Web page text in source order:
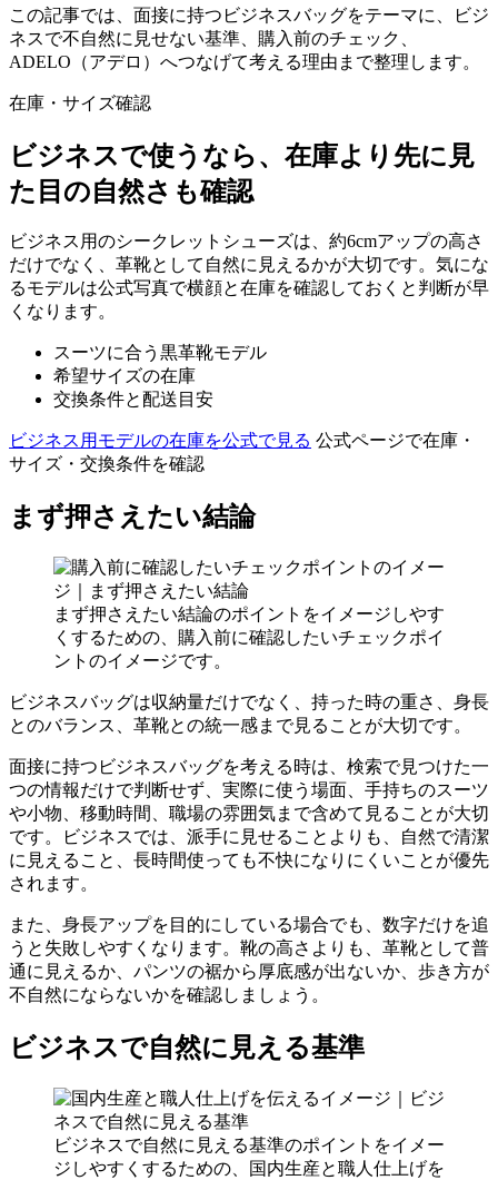
この記事では、面接に持つビジネスバッグをテーマに、ビジ
ネスで不自然に見せない基準、購入前のチェック、
ADELO（アデロ）へつなげて考える理由まで整理します。
在庫・サイズ確認
ビジネスで使うなら、在庫より先に見
た目の自然さも確認
ビジネス用のシークレットシューズは、約6cmアップの高さ
だけでなく、革靴として自然に見えるかが大切です。気にな
るモデルは公式写真で横顔と在庫を確認しておくと判断が早
くなります。
スーツに合う黒革靴モデル
希望サイズの在庫
交換条件と配送目安
ビジネス用モデルの在庫を公式で見る 公式ページで在庫・
サイズ・交換条件を確認
まず押さえたい結論
まず押さえたい結論のポイントをイメージしやす
くするための、購入前に確認したいチェックポイ
ントのイメージです。
ビジネスバッグは収納量だけでなく、持った時の重さ、身長
とのバランス、革靴との統一感まで見ることが大切です。
面接に持つビジネスバッグを考える時は、検索で見つけた一
つの情報だけで判断せず、実際に使う場面、手持ちのスーツ
や小物、移動時間、職場の雰囲気まで含めて見ることが大切
です。ビジネスでは、派手に見せることよりも、自然で清潔
に見えること、長時間使っても不快になりにくいことが優先
されます。
また、身長アップを目的にしている場合でも、数字だけを追
うと失敗しやすくなります。靴の高さよりも、革靴として普
通に見えるか、パンツの裾から厚底感が出ないか、歩き方が
不自然にならないかを確認しましょう。
ビジネスで自然に見える基準
ビジネスで自然に見える基準のポイントをイメー
ジしやすくするための、国内生産と職人仕上げを